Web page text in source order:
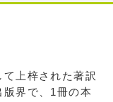
上梓された著訳
界で、1冊の本